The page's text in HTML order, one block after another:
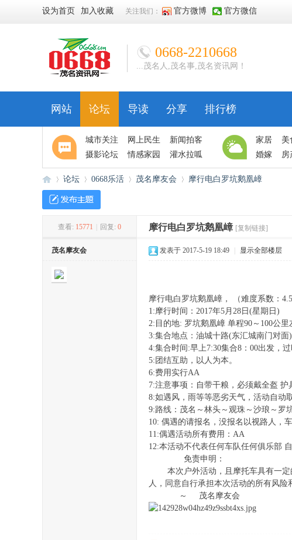
设为首页 加入收藏 关注我们： 官方微博 官方微信
0668-2210668
...茂名人,茂名事,茂名资讯网！
网站 论坛 导读 分享 排行榜
城市关注 网上民生
新闻拍客
摄影论坛
情感家园 灌水拉呱
家居 美
婚嫁
房
论坛
›
0668乐活 茂名摩友会
›
摩行电白罗坑鹅凰嶂
查看: 15771 回复: 0 摩行电白罗坑鹅凰嶂 [复制链接]
茂名摩友会 发表于 2017-5-19 18:49 显示全部楼层
摩行电白罗坑鹅凰嶂， （难度系数：
1:摩行时间：2017年5月28日(星期日)
2:目的地: 罗坑鹅凰嶂 单程90～100公里
3:集合地点：油城十路(东汇城南门对面)
4:集合时间:早上7:30集合8：00出发，过
5:团结互助，以人为本。
6:费用实行AA
7:注意事项：自带干粮，必须戴全盔
8:如遇风，雨等等恶劣天气，活动自动
9:路线：茂名～林头～观珠～沙琅～罗
10: 偶遇的请报名，没报名以视路人，
11:偶遇活动所有费用：AA
12:本活动不代表任何车队任何俱乐部
免责申明：
本次户外活动，且摩托车具有一定的
人，同意自行承担本次活动的所有风
～ 茂名摩友会